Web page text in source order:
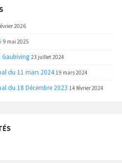
2026
9 mai 2025
Gaubiving 23 juillet 2024
du 11 mars 2024 19 mars 2024
du 18 Décembre 2023 14 février 2024